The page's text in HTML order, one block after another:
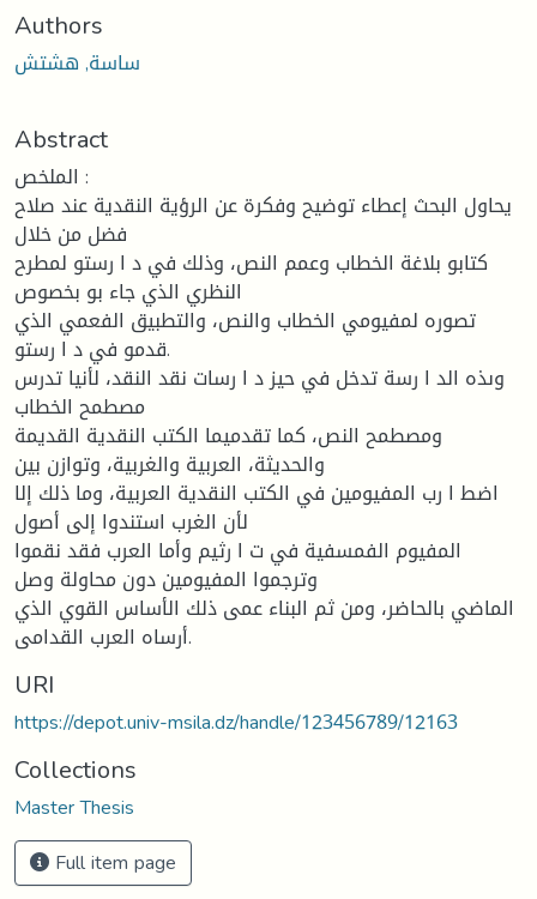
Authors
ساسة, هشتش
Abstract
الملخص :
يحاول البحث إعطاء توضيح وفكرة عن الرؤية النقدية عند صلاح
فضل من خلال
كتابو بلاغة الخطاب وعمم النص، وذلك في د ا رستو لمطرح
النظري الذي جاء بو بخصوص
تصوره لمفيومي الخطاب والنص، والتطبيق الفعمي الذي
قدمو في د ا رستو.
وىذه الد ا رسة تدخل في حيز د ا رسات نقد النقد، لأنيا تدرس
مصطمح الخطاب
ومصطمح النص، كما تقدميما الكتب النقدية القديمة
والحديثة، العربية والغربية، وتوازن بين
اضط ا رب المفيومين في الكتب النقدية العربية، وما ذلك إلا
لأن الغرب استندوا إلى أصول
المفيوم الفمسفية في ت ا رثيم وأما العرب فقد نقموا
وترجموا المفيومين دون محاولة وصل
الماضي بالحاضر، ومن ثم البناء عمى ذلك الأساس القوي الذي
أرساه العرب القدامى.
URI
https://depot.univ-msila.dz/handle/123456789/12163
Collections
Master Thesis
Full item page